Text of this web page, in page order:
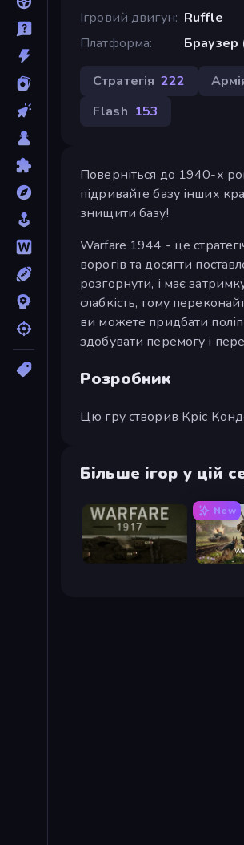
Ігровий двигун Ruffle
Платформа
Браузер
Стратегія 222
Flash 153
Поверніться до 1940-х
підривайте базу інших
знищити базу!
Warfare 1944 - це
ворогів та досягти
розгорнути, і має
слабкість, тому
ви можете придбати
здобувати перемогу і
Розробник
Цю гру створив Кріс
Більше ігор у цій
Warfare 1917
New
Warfare